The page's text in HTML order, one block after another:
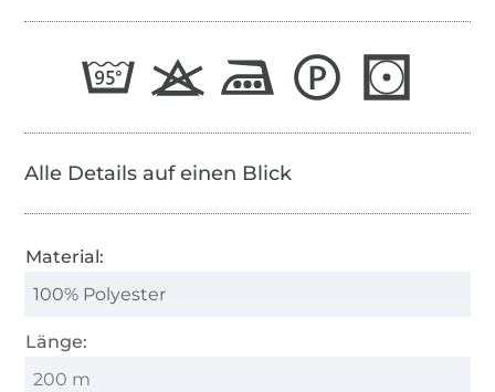
Alle Details auf einen Blick
Material:
100% Polyester
Länge:
200 m